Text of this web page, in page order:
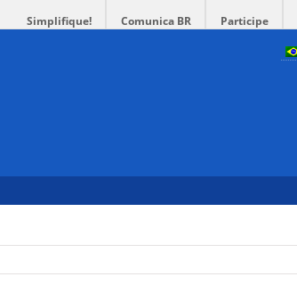
Simplifique! Comunica BR Participe